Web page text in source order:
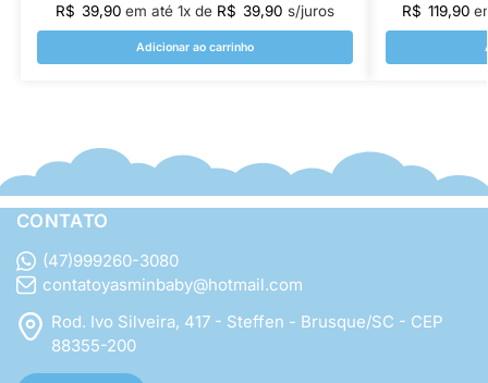
R$ 39,90 em até 1x de R$ 39,90 s/juros
Adicionar ao carrinho
R$ 119,90
CONTATO
(47)999260-3080
contatoyasminbaby@hotmail.com
Rod. Ivo Silveira, 417 - Steffen - Brusque/SC - CEP
88355-200